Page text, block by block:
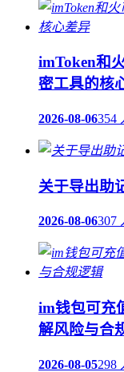
imToken和
密工具的核
2026-08-06354
关于导出助
2026-08-06307
im钱包可充
解风险与合
2026-08-05298